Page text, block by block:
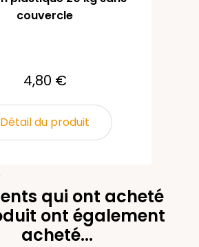
couvercle
4,80 €
Détail du produit
qui ont acheté
ont également
acheté...